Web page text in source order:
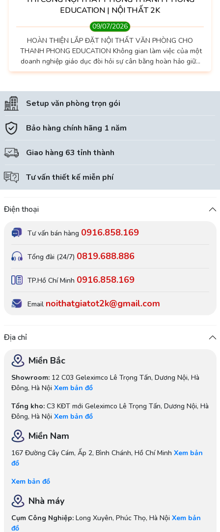
EDUCATION | NỘI THẤT 2K
09/07/2026
HOÀN THIỆN LẮP ĐẶT NỘI THẤT VĂN PHÒNG CHO
THANH PHONG EDUCATION Không gian làm việc của một
doanh nghiệp giáo dục đòi hỏi sự cân bằng hoàn hảo giữa
tính chuyên nghiệp, thẩm mỹ hiện đại và công năng tối ưu
sư của chúng tôi đã chính thức bàn giao dự án thiết kế và
lắp đặt nội thất văn phòng trọn gói cho Thanh Phong
Setup văn phòng trọn gói
Bảo hàng chính hãng 1 năm
Giao hàng 63 tỉnh thành
Tư vấn thiết kế miễn phí
Điện thoại
Tư vấn bán hàng 0916.858.169
Tổng đài (24/7) 0819.688.886
TP.Hồ Chí Minh 0916.858.169
Email noithatgiatot2k@gmail.com
Địa chỉ
Miền Bắc
Showroom:12 C03 Geleximco Lê Trọng Tấn, Dương Nội, Hà
Đông, Hà Nội Xem bản đồ
Tổng kho:C3 KĐT mới Geleximco Lê Trọng Tấn, Dương Nội, Hà
Đông, Hà Nội Xem bản đồ
Miền Nam
167 Đường Cây Cám, Ấp 2, Bình Chánh, Hồ Chí Minh Xem bản
đồ
Xem bản đồ
Nhà máy
Cụm Công Nghiệp:Long Xuyên, Phúc Thọ, Hà Nội Xem bản
đồ